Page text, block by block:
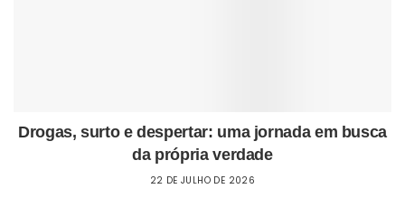
Drogas, surto e despertar: uma jornada em busca
da própria verdade
22 DE JULHO DE 2026